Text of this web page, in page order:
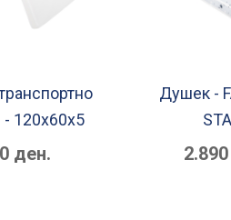
- 120x60x5
ден.
Душек -